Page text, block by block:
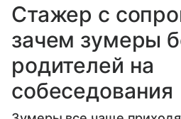
Стажер с
зачем зумеры
родителей на
собеседования